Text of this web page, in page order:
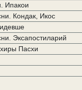
Ипакои
Кондак, Икос
Эксапостиларий
Пасхи